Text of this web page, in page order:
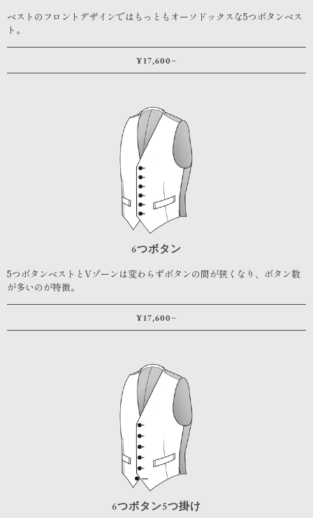
ベストのフロントデザインではもっともオーソドックスな5つボタンベス
ト。
¥17,600~
6つボタン
5つボタンベストとVゾーンは変わらずボタンの間が狭くなり、ボタン数
が多いのが特徴。
¥17,600~
6つボタン5つ掛け